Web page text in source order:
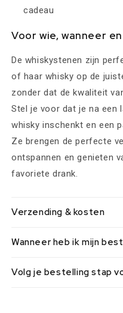
cadeau
Voor wie, wanneer
De whiskystenen zijn
of haar whisky op de
zonder dat de kwaliteit
Stel je voor dat je na een
whisky inschenkt en een
Ze brengen de perfecte
ontspannen en genieten
favoriete drank.
Verzending & kosten
Wanneer heb ik mijn
Volg je bestelling stap